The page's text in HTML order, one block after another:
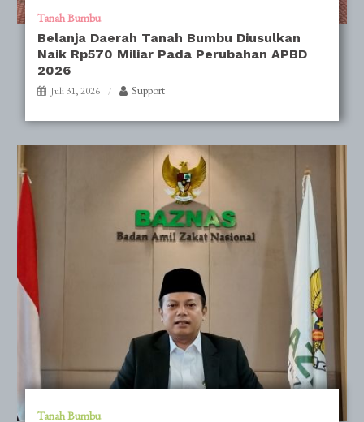
Tanah Bumbu
Belanja Daerah Tanah Bumbu Diusulkan
Naik Rp570 Miliar Pada Perubahan APBD
2026
Juli 31, 2026 Support
Tanah Bumbu